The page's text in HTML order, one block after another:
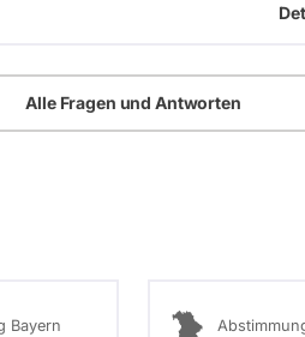
Alle Fragen und Antworten
Bayern